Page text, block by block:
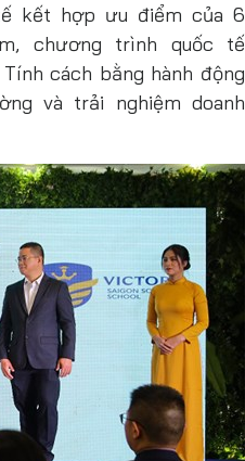
kết hợp ưu điểm của 6
chương trình quốc tế
cách bằng hành động
và trải nghiệm doanh